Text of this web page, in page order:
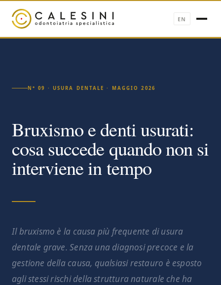
EN
N° 09 · USURA DENTALE · MAGGIO 2026
Bruxismo e denti usurati:
cosa succede quando non si
interviene in tempo
Il bruxismo è la causa più frequente di usura
dentale grave. Senza una diagnosi precoce e la
gestione della causa, qualsiasi restauro è esposto
agli stessi rischi della struttura naturale che ha